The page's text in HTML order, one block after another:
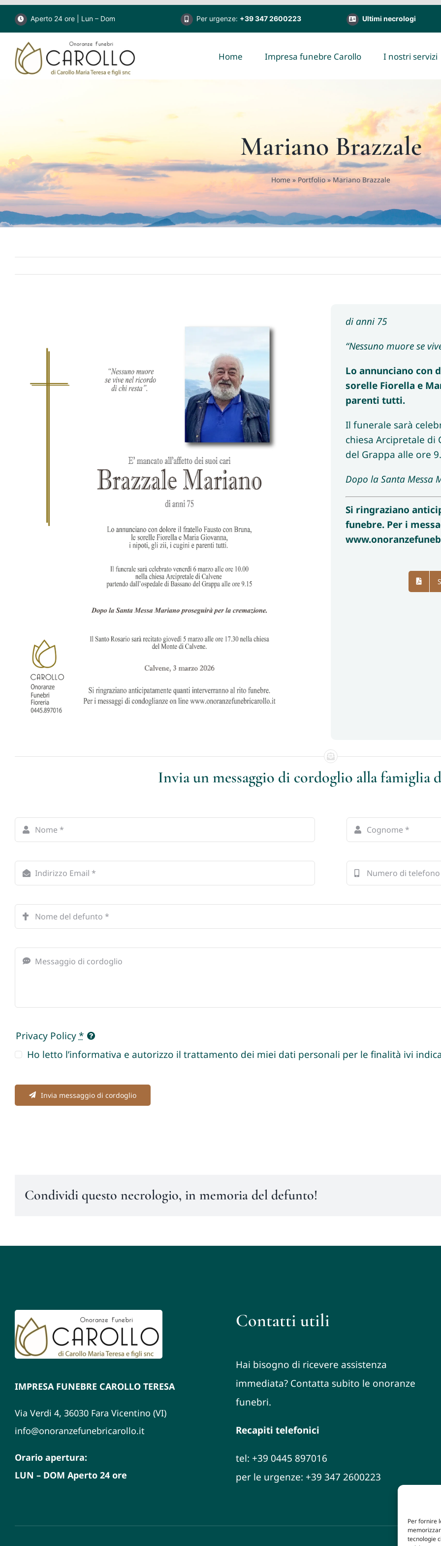
Per fornire
tecnologie
Salta
contenuto
Aperto 24 ore | Lun – Dom Per urgenze: +39 347 2600223 Ultimi necrologi
Home Impresa funebre Carollo I nostri servizi
Mariano Brazzale
Home » Portfolio »Mariano Brazzale
di anni 75
“Nessuno muore se
Lo annunciano con
sorelle Fiorella e
parenti tutti.
Il funerale sarà
chiesa Arcipretale di
del Grappa alle ore
Dopo la Santa Messa
Si ringraziano
funebre. Per i
Invia un messaggio di cordoglio alla famiglia
Privacy Policy*
Ho letto l’informativa e autorizzo il trattamento dei miei dati personali per le finalità ivi
Invia messaggio di cordoglio
Condividi questo necrologio, in memoria del defunto!
IMPRESA FUNEBRE CAROLLO TERESA
Via Verdi 4, 36030 Fara Vicentino (VI)
info@onoranzefunebricarollo.it
Orario apertura:
LUN – DOM Aperto 24 ore
Contatti utili
Hai bisogno di ricevere assistenza
immediata? Contatta subito le onoranze
funebri.
Recapiti telefonici
tel: +39 0445 897016
per le urgenze: +39 347 2600223